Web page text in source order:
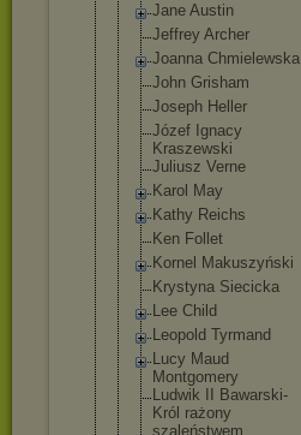
Jane Austin
Jeffrey Archer
Joanna Chmielewska
John Grisham
Joseph Heller
Józef Ignacy
Kraszewski
Juliusz Verne
Karol May
Kathy Reichs
Ken Follet
Kornel Makuszyński
Krystyna Siecicka
Lee Child
Leopold Tyrmand
Lucy Maud
Montgomery
Ludwik II Bawarski-
Król rażony
szaleństwem